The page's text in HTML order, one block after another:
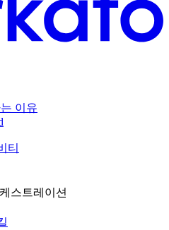
이유
티
스트레이션